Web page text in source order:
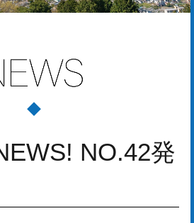
NO.42発